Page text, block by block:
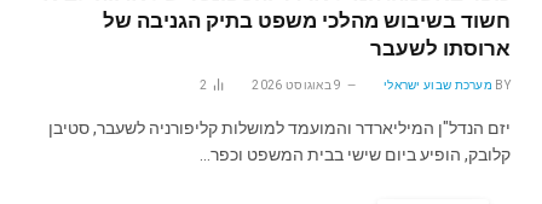
חשוד בשיבוש מהלכי משפט בתיק הגניבה של
ארוסתו לשעבר
BY מערכת שבוע ישראלי 9 באוגוסט 2026 2
יזם הנדל"ן המיליארדר והמועמד למושלות קליפורניה לשעבר, סטיבן
קלובק, הופיע ביום שישי בבית המשפט וכפר…